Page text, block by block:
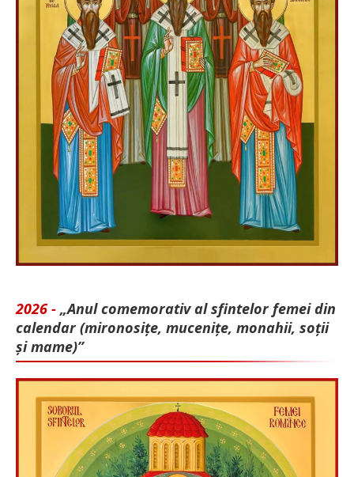
2026 - „Anul comemorativ al sfintelor femei din
calendar (mironosițe, mu­cenițe, monahii, soții
și mame)”